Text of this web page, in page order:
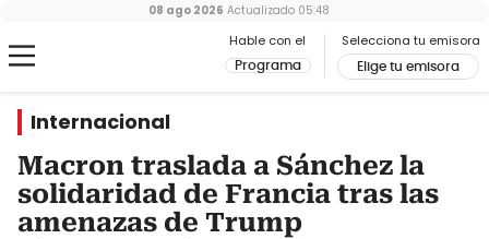
Hable con el
Programa
Selecciona tu emisora
Elige tu emisora
08 ago 2026 Actualizado 05:48
Internacional
Macron traslada a Sánchez la
solidaridad de Francia tras las
amenazas de Trump